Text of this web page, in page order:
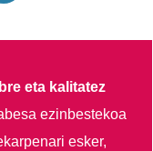
eta kalitatez
ezinbestekoa
esker,